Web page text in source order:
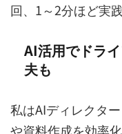
回、1～2分ほど実践
AI活用でドラ
夫も
私はAIディレクタ
や資料作成を効率